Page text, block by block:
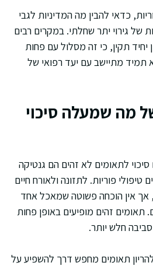
כדאי להבין מה המדיניות לגבי
של גירוי יתר שחלתי. במקרים רבים
יחיד תקין, כי זה מסלול עם פחות
תמיד מתיישב עם יעד רפואי של
מה שמעלה סיכוי
לתאומים לא זהים הם גנטיקה
פוריות. לתזונה ולאורח חיים
אך אין הוכחה פשוטה שמאכל אחד
תאומים זהים מופיעים באופן פחות
חלש יותר.
תאומים מחפש דרך להשפיע על